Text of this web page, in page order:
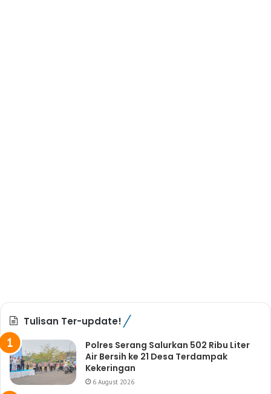
Tulisan Ter-update!
Polres Serang Salurkan 502 Ribu Liter
Air Bersih ke 21 Desa Terdampak
Kekeringan
6 August 2026